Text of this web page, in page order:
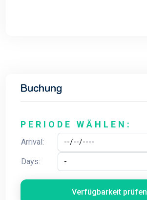
Buchung
PERIODE WÄHLEN:
Arrival:
Days:
Verfügbarkeit prüfen